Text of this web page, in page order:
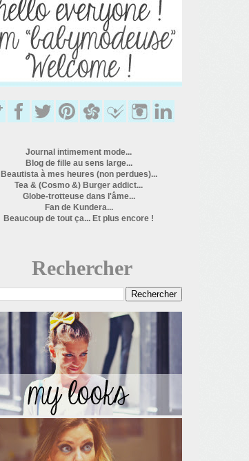
Journal intimement mode...
Blog de fille au sens large...
Beautista à mes heures (non perdues)...
Tea & (Cosmo &) Burger addict...
Globe-trotteuse dans l'âme...
Fan de Kundera...
Beaucoup de tout ça... Et plus encore !
Rechercher